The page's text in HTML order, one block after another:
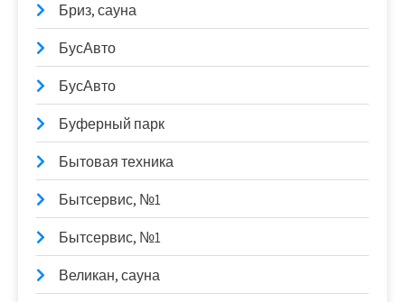
Бриз, сауна
БусАвто
БусАвто
Буферный парк
Бытовая техника
Бытсервис, №1
Бытсервис, №1
Великан, сауна